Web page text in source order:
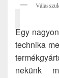
Egy
technika
nekünk